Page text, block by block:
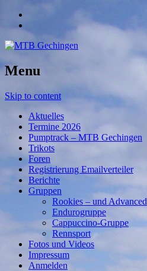
Menu
Skip to content
Aktuelles
Termine 2026
Pumptrack – MTB Gechingen
Trikots
Foren
Registrierung Emailverteiler
Berichte
Gruppen
Rookies – und Advanced
Endurogruppe
Cappuccino-Gruppe
Rennsport
Fotos und Videos
Impressum
Anmelden